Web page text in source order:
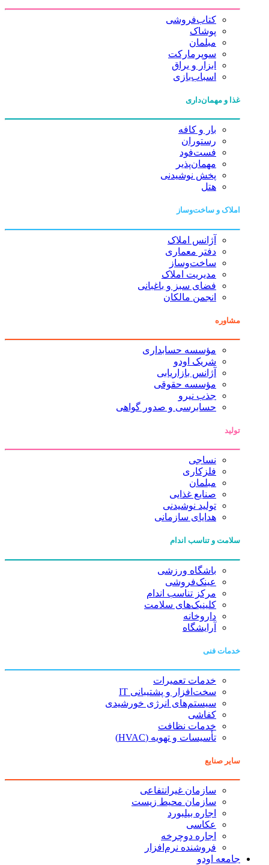
کتاب‌فروشی
پوشاک
مبلمان
سوپرمارکت
ابزار و یراق
اسباب‌بازی
غذا و مهمان‌داری
بار و کافه
رستوران
فست‌فود
مهمان‌پذیر
پخش نوشیدنی
هتل
املاک و ساخت‌وساز
آژانس املاک
دفتر معماری
ساخت‌وساز
مدیریت املاک
فضای سبز و باغبانی
انجمن مالکان
مشاوره
مؤسسه حسابداری
شریک اودو
آژانس بازاریابی
مؤسسه حقوقی
جذب نیرو
حسابرسی و صدور گواهی
تولید
نساجی
فلزکاری
مبلمان
صنایع غذایی
تولید نوشیدنی
هدایای سازمانی
سلامت و تناسب اندام
باشگاه ورزشی
عینک‌فروشی
مرکز تناسب اندام
کلینیک‌های سلامت
داروخانه
آرایشگاه
خدمات فنی
خدمات تعمیرات
سخت‌افزار و پشتیبانی IT
سیستم‌های انرژی خورشیدی
کفاشی
خدمات نظافت
تأسیسات و تهویه (HVAC)
سایر صنایع
سازمان غیرانتفاعی
سازمان محیط زیست
اجاره بیلبورد
عکاسی
اجاره دوچرخه
فروشنده نرم‌افزار
جامعه اودو